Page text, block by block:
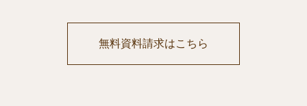
無料資料請求はこちら